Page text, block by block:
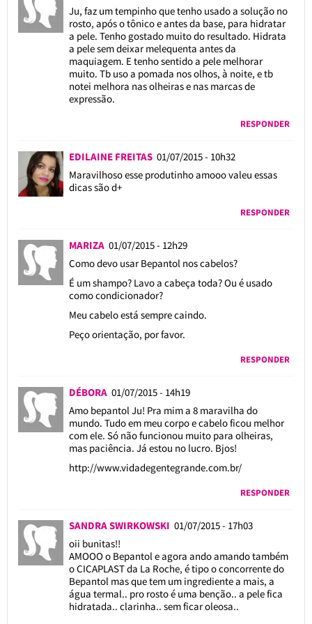
Ju, faz um tempinho que tenho usado a solução no
rosto, após o tônico e antes da base, para hidratar
a pele. Tenho gostado muito do resultado. Hidrata
a pele sem deixar melequenta antes da
maquiagem. E tenho sentido a pele melhorar
muito. Tb uso a pomada nos olhos, à noite, e tb
notei melhora nas olheiras e nas marcas de
expressão.
RESPONDER
EDILAINE FREITAS 01/07/2015 - 10h32
Maravilhoso esse produtinho amooo valeu essas
dicas são d+
RESPONDER
MARIZA 01/07/2015 - 12h29
Como devo usar Bepantol nos cabelos?
É um shampo? Lavo a cabeça toda? Ou é usado
como condicionador?
Meu cabelo está sempre caindo.
Peço orientação, por favor.
RESPONDER
DÉBORA 01/07/2015 - 14h19
Amo bepantol Ju! Pra mim a 8 maravilha do
mundo. Tudo em meu corpo e cabelo ficou melhor
com ele. Só não funcionou muito para olheiras,
mas paciência. Já estou no lucro. Bjos!
http://www.vidadegentegrande.com.br/
RESPONDER
SANDRA SWIRKOWSKI 01/07/2015 - 17h03
oii bunitas!!
AMOOO o Bepantol e agora ando amando também
o CICAPLAST da La Roche, é tipo o concorrente do
Bepantol mas que tem um ingrediente a mais, a
água termal.. pro rosto é uma benção.. a pele fica
hidratada.. clarinha.. sem ficar oleosa..